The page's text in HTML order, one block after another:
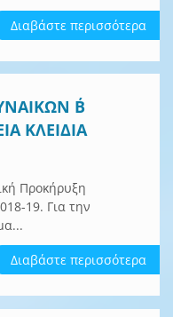
Διαβάστε περισσότερα
Β΄
ΚΛΕΙΔΙΑ
Προκήρυξη
19. Για την
Διαβάστε περισσότερα